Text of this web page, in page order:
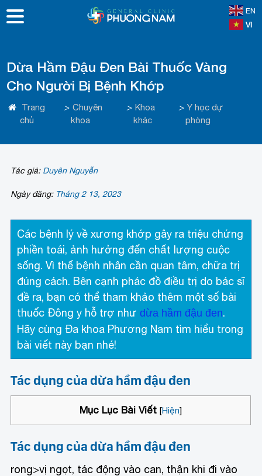
EN
VI
Dừa Hầm Đậu Đen Bài Thuốc Vàng
Cho Người Bị Bệnh Khớp
Trang
chủ
> Chuyên
khoa
> Khoa
khác
> Y học dự
phòng
Tác giả: Duyên Nguyễn
Ngày đăng: Tháng 2 13, 2023
Các bệnh lý về xương khớp gây ra triệu chứng
phiền toái, ảnh hưởng đến chất lượng cuộc
sống. Vì thế bệnh nhân cần quan tâm, chữa trị
đúng cách. Bên cạnh phác đồ điều trị do bác sĩ
đề ra, bạn có thể tham khảo thêm một số bài
thuốc Đông y hỗ trợ nhưdừa hầm đậu đen.
Hãy cùng Đa khoa Phương Nam tìm hiểu trong
bài viết này bạn nhé!
Tác dụng của dừa hầm đậu đen
Mục Lục Bài Viết [Hiện]
Tác dụng của dừa hầm đậu đen
rong>vị ngọt, tác động vào can, thận khi đi vào